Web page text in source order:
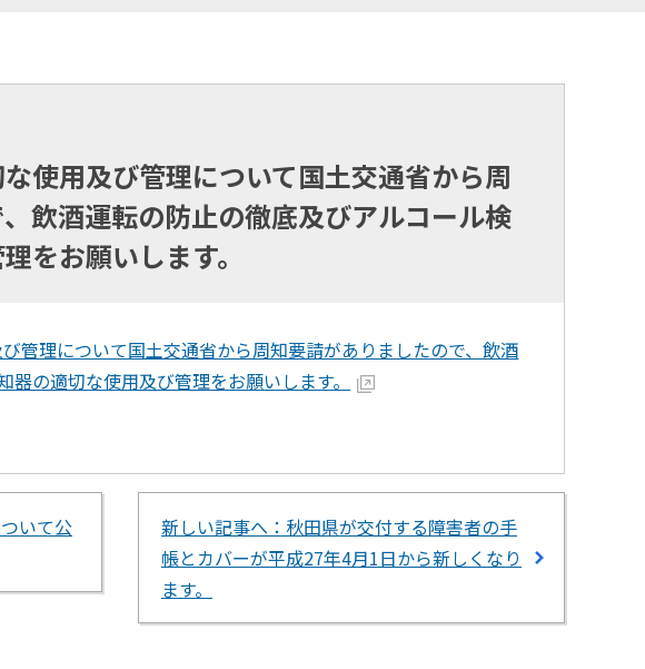
使用及び管理について国土交通省から周
飲酒運転の防止の徹底及びアルコール検
をお願いします。
管理について国土交通省から周知要請がありましたので、飲酒
の適切な使用及び管理をお願いします。
いて公
新しい記事へ：秋田県が交付する障害者の手
帳とカバーが平成27年4月1日から新しくなり
ます。